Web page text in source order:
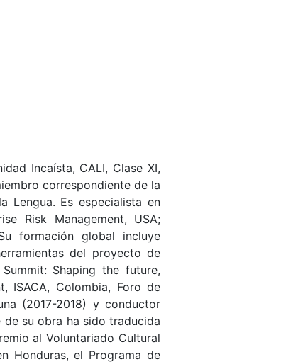
Incaísta, CALI, Clase XI,
correspondiente de la
Lengua. Es especialista en
Risk Management, USA;
formación global incluye
del proyecto de
Shaping the future,
ISACA, Colombia, Foro de
(2017-2018) y conductor
su obra ha sido traducida
al Voluntariado Cultural
Honduras, el Programa de